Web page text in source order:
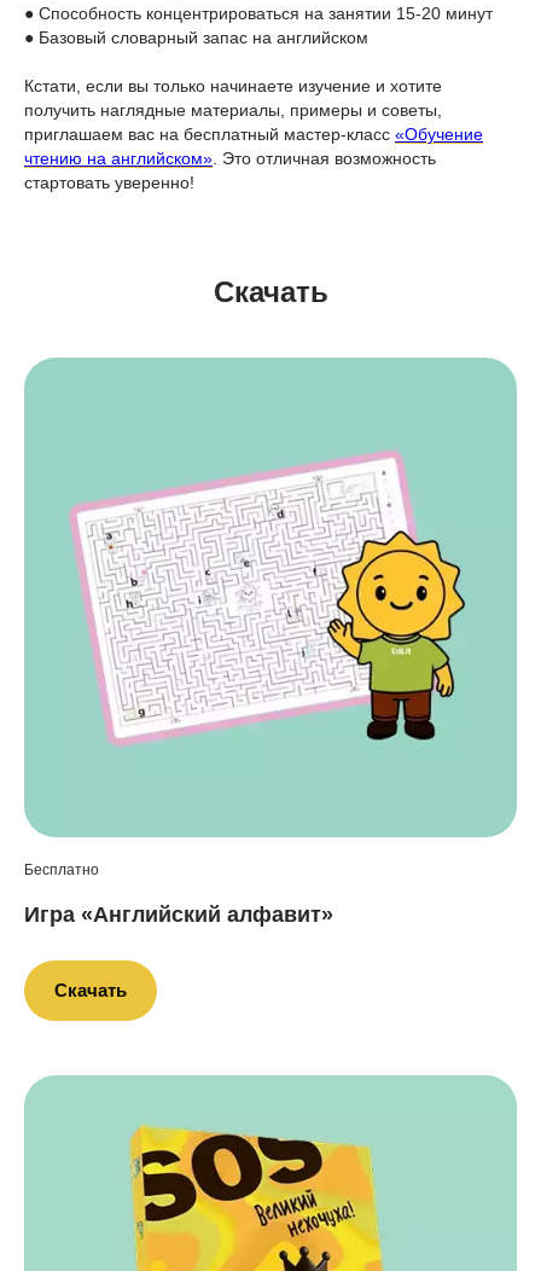
● Способность концентрироваться на занятии 15-20 минут
● Базовый словарный запас на английском
Кстати, если вы только начинаете изучение и хотите
получить наглядные материалы, примеры и советы,
приглашаем вас на бесплатный мастер-класс «Обучение
чтению на английском» . Это отличная возможность
стартовать уверенно!
Скачать
Бесплатно
Игра «Английский алфавит»
Скачать